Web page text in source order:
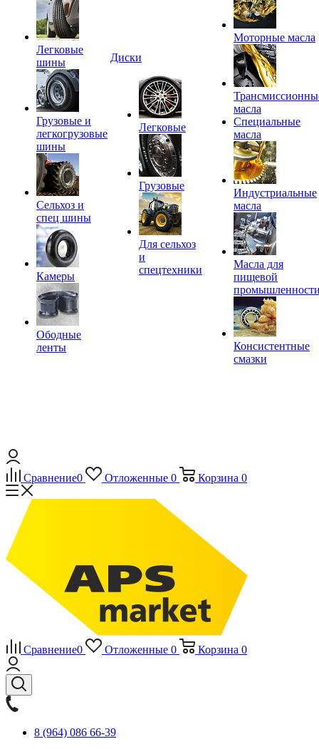
Легковые
шины
Грузовые и
легкогрузовые
шины
Сельхоз и
спец шины
Камеры
Ободные
ленты
Диски
Легковые
Грузовые
Для сельхоз
и
спецтехники
Моторные масла
масла
Специальные
масла
Индустриальные
масла
Масла для
пищевой
Консистентные
смазки
Сравнение0 Отложенные 0 Корзина 0
Сравнение0 Отложенные 0 Корзина 0
8 (964) 086 66-39